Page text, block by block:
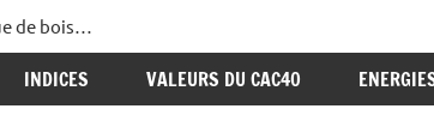
de bois…
INDICES VALEURS DU CAC40